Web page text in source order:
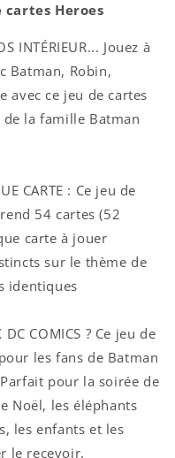
cartes Heroes
INTÉRIEUR... Jouez à
Batman, Robin,
avec ce jeu de cartes
la famille Batman
CARTE : Ce jeu de
54 cartes (52
carte à jouer
sur le thème de
identiques
DC COMICS ? Ce jeu de
les fans de Batman
pour la soirée de
Noël, les éléphants
les enfants et les
le recevoir.